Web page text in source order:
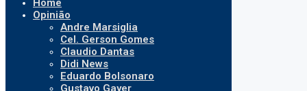
Home
Opinião
Andre Marsiglia
Cel. Gerson Gomes
Claudio Dantas
Didi News
Eduardo Bolsonaro
Gustavo Gayer